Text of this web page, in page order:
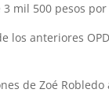
mil 500 pesos por
los anteriores
de Zoé Robledo